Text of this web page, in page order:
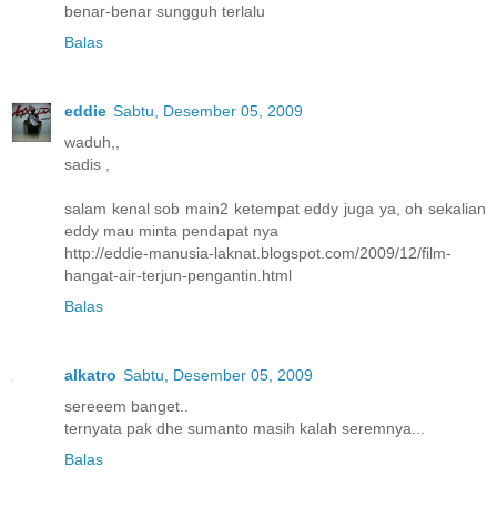
benar-benar sungguh terlalu
Balas
eddie Sabtu, Desember 05, 2009
waduh,,
sadis ,
salam kenal sob main2 ketempat eddy juga ya, oh sekalian
eddy mau minta pendapat nya
http://eddie-manusia-laknat.blogspot.com/2009/12/film-
hangat-air-terjun-pengantin.html
Balas
alkatro Sabtu, Desember 05, 2009
sereeem banget..
ternyata pak dhe sumanto masih kalah seremnya...
Balas